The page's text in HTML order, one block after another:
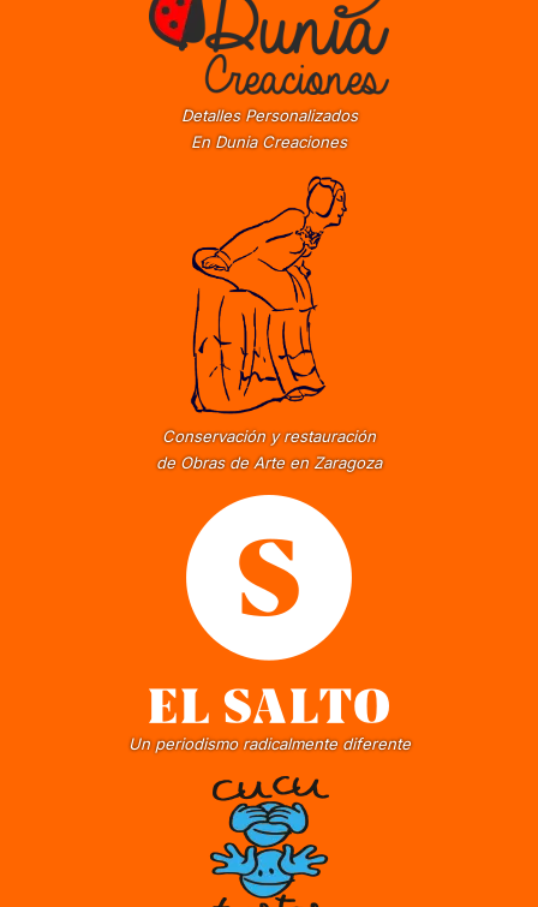
Detalles Personalizados
En Dunia Creaciones
Conservación y restauración
de Obras de Arte en Zaragoza
Un periodismo radicalmente diferente